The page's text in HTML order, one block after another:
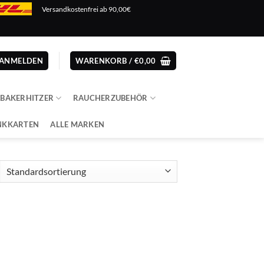
Versandkostenfrei ab 90,00€
WARENKORB / €0,00
RAUCHERZUBEHÖR
ALLE MARKEN